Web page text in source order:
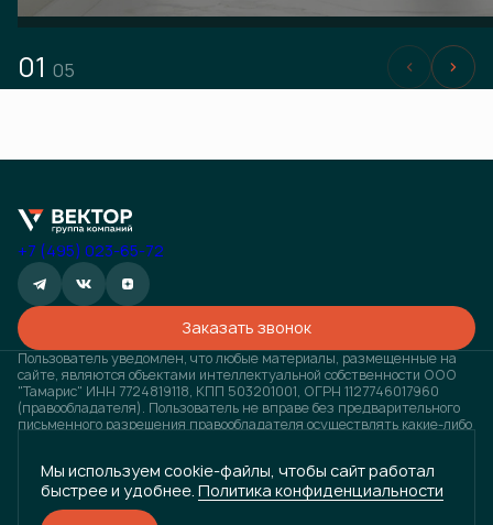
01 05
+7 (495) 023-65-72
Заказать звонок
Пользователь уведомлен, что любые материалы, размещенные на
сайте, являются объектами интеллектуальной собственности ООО
"Тамарис" ИНН 7724819118, КПП 503201001, ОГРН 1127746017960
(правообладателя). Пользователь не вправе без предварительного
письменного разрешения правообладателя осуществлять какие-либо
штрафов, предусмотренных законодательством РФ, а также на
обращение в компетентные органы за защитой своих прав и
законных интересов. Любая информация, представленная на
Мы используем cookie-файлы, чтобы сайт работал
быстрее и удобнее. Политика конфиденциальности